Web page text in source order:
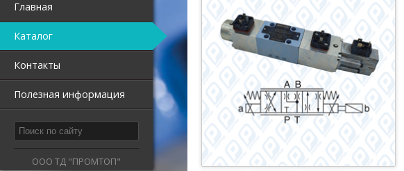
Главная
Каталог
Контакты
Полезная информация
ООО ТД "ПРОМТОП"